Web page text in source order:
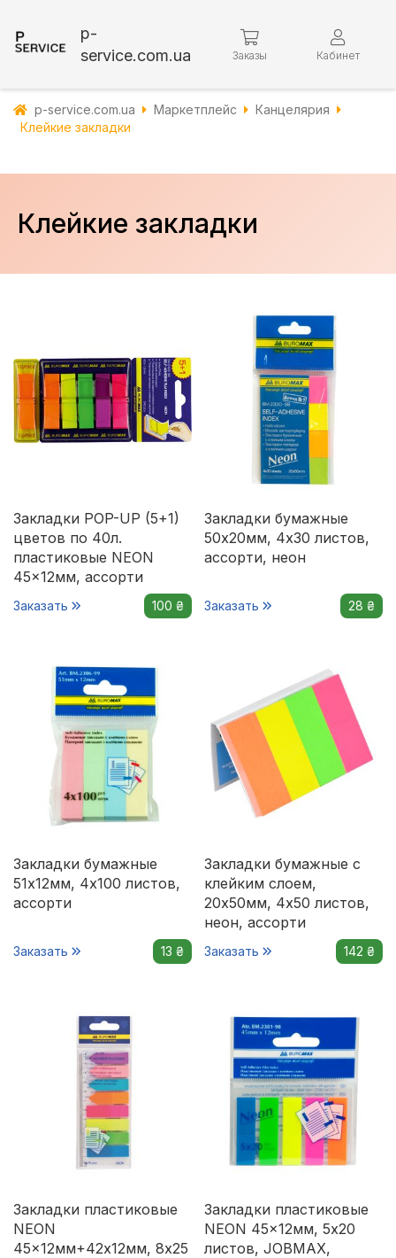
p-
service.com.ua
Заказы Кабинет
p-service.com.ua Маркетплейс
Канцелярия
Клейкие закладки
Клейкие закладки
Закладки POP-UP (5+1)
цветов по 40л.
пластиковые NEON
45x12мм, ассорти
Заказать 100 ₴
Закладки бумажные
50x20мм, 4х30 листов,
ассорти, неон
Заказать 28 ₴
Закладки бумажные
51x12мм, 4х100 листов,
ассорти
Заказать 13 ₴
Закладки бумажные с
клейким слоем,
20х50мм, 4х50 листов,
неон, ассорти
Заказать 142 ₴
Закладки пластиковые
NEON
45x12мм+42x12мм, 8х25
Закладки пластиковые
NEON 45x12мм, 5х20
листов, JOBMAX,